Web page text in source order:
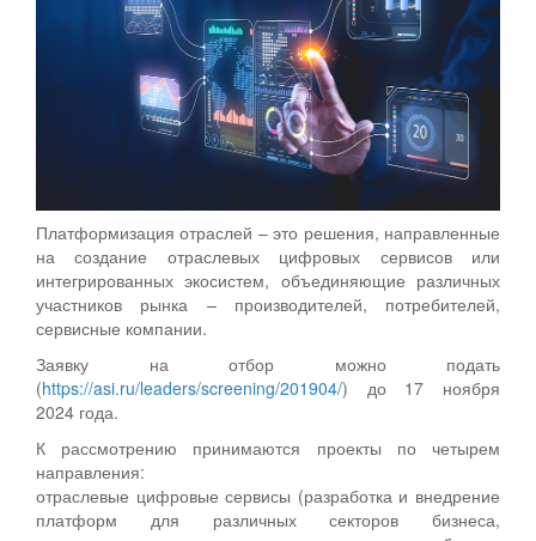
Платформизация отраслей – это решения, направленные
на создание отраслевых цифровых сервисов или
интегрированных экосистем, объединяющие различных
участников рынка – производителей, потребителей,
сервисные компании.
Заявку на отбор можно подать
(https://asi.ru/leaders/screening/201904/) до 17 ноября
2024 года.
К рассмотрению принимаются проекты по четырем
направления:
отраслевые цифровые сервисы (разработка и внедрение
платформ для различных секторов бизнеса,